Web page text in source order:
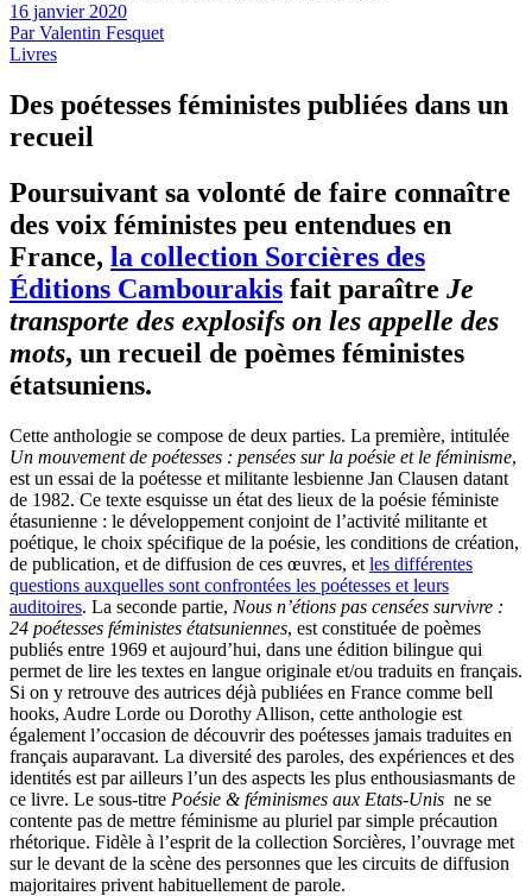
16 janvier 2020
ParValentin Fesquet
Livres
Des poétesses féministes publiées dans un
recueil
Poursuivant sa volonté de faire connaître
des voix féministes peu entendues en
France, la collection Sorcières des
Éditions Cambourakis fait paraître Je
transporte des explosifs on les appelle des
mots, un recueil de poèmes féministes
étatsuniens.
Cette anthologie se compose de deux parties. La première, intitulée
Un mouvement de poétesses : pensées sur la poésie et le féminisme,
est un essai de la poétesse et militante lesbienne Jan Clausen datant
de 1982. Ce texte esquisse un état des lieux de la poésie féministe
étasunienne : le développement conjoint de l’activité militante et
poétique, le choix spécifique de la poésie, les conditions de création,
de publication, et de diffusion de ces œuvres, et les différentes
questions auxquelles sont confrontées les poétesses et leurs
auditoires. La seconde partie, Nous n’étions pas censées survivre :
24 poétesses féministes étatsuniennes, est constituée de poèmes
publiés entre 1969 et aujourd’hui, dans une édition bilingue qui
permet de lire les textes en langue originale et/ou traduits en français.
Si on y retrouve des autrices déjà publiées en France comme bell
hooks, Audre Lorde ou Dorothy Allison, cette anthologie est
également l’occasion de découvrir des poétesses jamais traduites en
français auparavant. La diversité des paroles, des expériences et des
identités est par ailleurs l’un des aspects les plus enthousiasmants de
ce livre. Le sous-titre Poésie & féminismes aux Etats-Unis ne se
contente pas de mettre féminisme au pluriel par simple précaution
rhétorique. Fidèle à l’esprit de la collection Sorcières, l’ouvrage met
sur le devant de la scène des personnes que les circuits de diffusion
majoritaires privent habituellement de parole.